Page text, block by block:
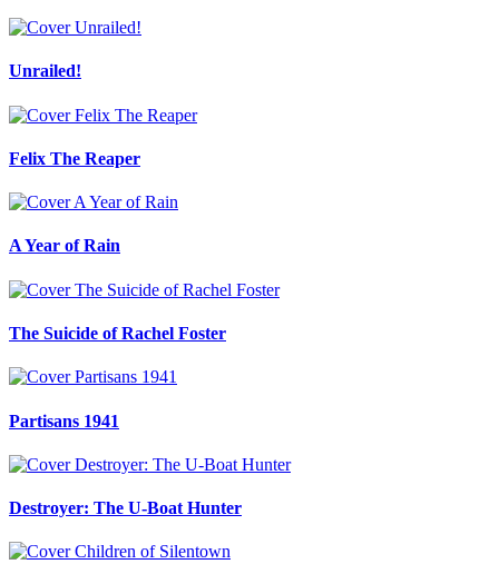
Unrailed!
Felix The Reaper
A Year of Rain
The Suicide of Rachel Foster
Partisans 1941
Destroyer: The U-Boat Hunter